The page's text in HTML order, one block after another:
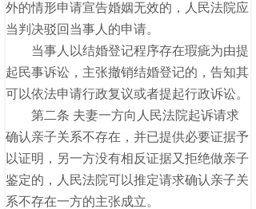
外的情形申请宣告婚姻无效的，人民法院应
当判决驳回当事人的申请。
当事人以结婚登记程序存在瑕疵为由提
起民事诉讼，主张撤销结婚登记的，告知其
可以依法申请行政复议或者提起行政诉讼。
第二条 夫妻一方向人民法院起诉请求
确认亲子关系不存在，并已提供必要证据予
以证明，另一方没有相反证据又拒绝做亲子
鉴定的，人民法院可以推定请求确认亲子关
系不存在一方的主张成立。